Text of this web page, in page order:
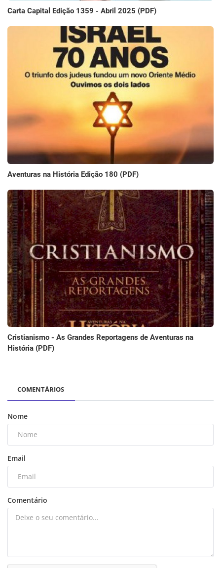
Carta Capital Edição 1359 - Abril 2025 (PDF)
Aventuras na História Edição 180 (PDF)
Cristianismo - As Grandes Reportagens de Aventuras na
História (PDF)
COMENTÁRIOS
Nome
Email
Comentário